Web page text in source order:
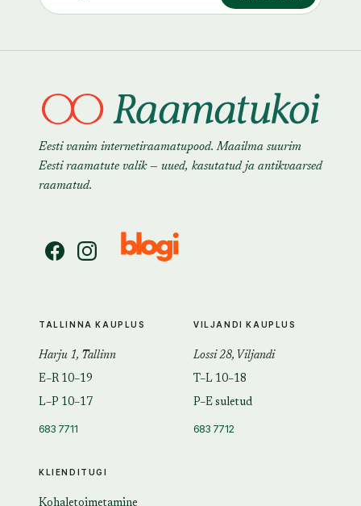
Eesti vanim internetiraamatupood. Maailma suurim
Eesti raamatute valik — uued, kasutatud ja antikvaarsed
raamatud.
KLIENDITUGI
TALLINNA KAUPLUS
Harju 1, Tallinn
E–R 10–19
L–P 10–17
683 7711
VILJANDI KAUPLUS
Lossi 28, Viljandi
T–L 10–18
P–E suletud
683 7712